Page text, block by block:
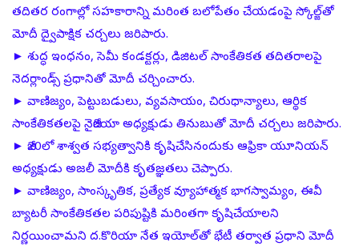
తదితర రంగాల్లో సహకారాన్ని మరింత బలోపేతం చేయడంపై స్కోల్జ్‌తో
మోదీ ద్వైపాక్షిక చర్చలు జరిపారు.
► శుద్ధ ఇంధనం, సెమీ కండక్టర్లు, డిజిటల్‌ సాంకేతికత తదితరాలపై
నెదర్లాండ్స్‌ ప్రధానితో మోదీ చర్చించారు.
► వాణిజ్యం, పెట్టుబడులు, వ్యవసాయం, చిరుధాన్యాలు, ఆర్థిక
సాంకేతికతలపై నైజీరియా అధ్యక్షుడు తినుబుతో మోదీ చర్చలు జరిపారు.
► జీ20లో శాశ్వత సభ్యత్వానికి కృషిచేసినందుకు ఆఫ్రికా యూనియన్‌
అధ్యక్షుడు అజలీ మోదీకి కృతజ్ఞతలు చెప్పారు.
► వాణిజ్యం, సాంస్కృతిక, ప్రత్యేక వ్యూహాత్మక భాగస్వామ్యం, ఈవీ
బ్యాటరీ సాంకేతికతల పరిపుష్టికి మరింతగా కృషిచేయాలని
నిర్ణయించామని ద.కొరియా నేత ఇయోల్‌తో భేటీ తర్వాత ప్రధాని మోదీ